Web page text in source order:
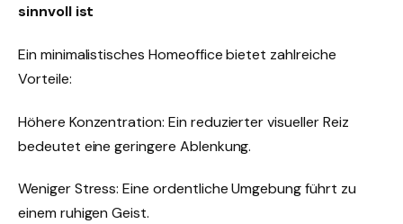
sinnvoll ist
Ein minimalistisches Homeoffice bietet zahlreiche
Vorteile:
Höhere Konzentration: Ein reduzierter visueller Reiz
bedeutet eine geringere Ablenkung.
Weniger Stress: Eine ordentliche Umgebung führt zu
einem ruhigen Geist.